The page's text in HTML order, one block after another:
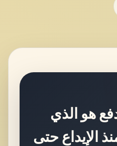
هو الذي
الإيداع حتى